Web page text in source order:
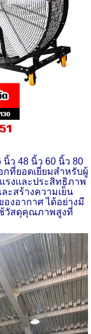
ว 48 นิ้ว 60 นิ้ว 80
กที่ยอดเยี่ยมสำหรับผู้
รงและประสิทธิภาพ
ะสร้างความเย็น
งอากาศ ได้อย่างมี
วัสดุคุณภาพสูงที่